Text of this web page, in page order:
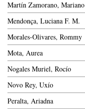
Martín Zamorano, Mariano
Mendonça, Luciana F. M.
Morales-Olivares, Rommy
Mota, Aurea
Nogales Muriel, Rocío
Novo Rey, Uxío
Peralta, Ariadna